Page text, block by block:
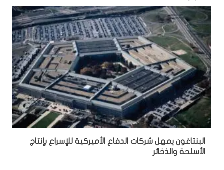
البنتاغون يمهل شركات الدفاع الأميركية للإسراع بإنتاج
الأسلحة والذخائر